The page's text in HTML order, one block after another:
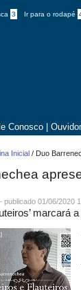
3 Ir para o rodapé
Conosco
Inicial / Duo
publicado 01/06/2020